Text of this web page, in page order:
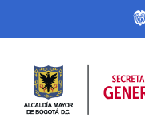
Pasar al contenido